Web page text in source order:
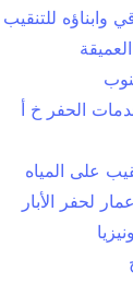
وابناؤه للتنقيب
الحفر خ أ
على المياه
لحفر الأبار